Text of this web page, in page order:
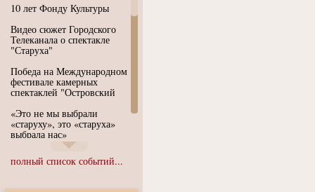
10 лет Фонду Культуры
Видео сюжет Городского
Телеканала о спектакле
"Старуха"
Победа на Международном
фестивале камерных
спектаклей "Островский
«Это не мы выбрали
«старуху», это «старуха»
выбрала нас»
Иммерсивный спектакль
"Язык чистого полета
полный список событий...